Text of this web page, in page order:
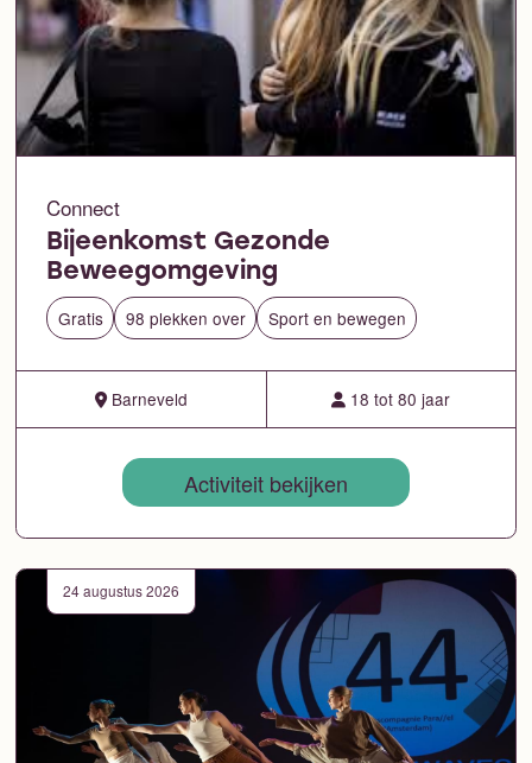
Connect
Bijeenkomst Gezonde
Beweegomgeving
Gratis 98 plekken over Sport en bewegen
Barneveld 18 tot 80 jaar
Activiteit bekijken
24 augustus 2026